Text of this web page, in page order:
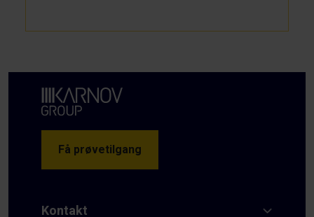
Få prøvetilgang
Kontakt